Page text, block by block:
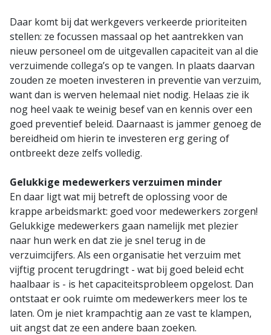
Daar komt bij dat werkgevers verkeerde prioriteiten
stellen: ze focussen massaal op het aantrekken van
nieuw personeel om de uitgevallen capaciteit van al die
verzuimende collega’s op te vangen. In plaats daarvan
zouden ze moeten investeren in preventie van verzuim,
want dan is werven helemaal niet nodig. Helaas zie ik
nog heel vaak te weinig besef van en kennis over een
goed preventief beleid. Daarnaast is jammer genoeg de
bereidheid om hierin te investeren erg gering of
ontbreekt deze zelfs volledig.
Gelukkige medewerkers verzuimen minder
En daar ligt wat mij betreft de oplossing voor de
krappe arbeidsmarkt: goed voor medewerkers zorgen!
Gelukkige medewerkers gaan namelijk met plezier
naar hun werk en dat zie je snel terug in de
verzuimcijfers. Als een organisatie het verzuim met
vijftig procent terugdringt - wat bij goed beleid echt
haalbaar is - is het capaciteitsprobleem opgelost. Dan
ontstaat er ook ruimte om medewerkers meer los te
laten. Om je niet krampachtig aan ze vast te klampen,
uit angst dat ze een andere baan zoeken.